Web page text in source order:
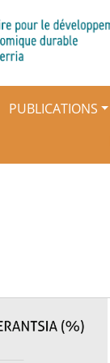
PUBLICATIONS